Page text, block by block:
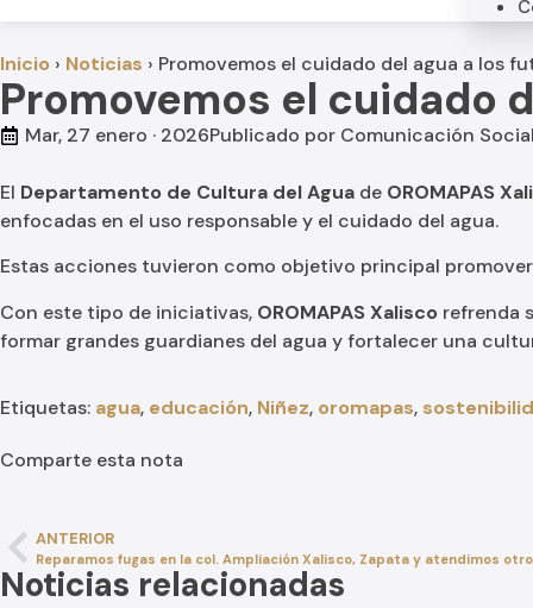
Inicio › Noticias › Promovemos el cuidado del agua a los
Promovemos el cuidado
Mar, 27 enero · 2026Publicado por Comunicación
El Departamento de Cultura del Agua de OROMAPAS
enfocadas en el uso responsable y el cuidado del agua.
Estas acciones tuvieron como objetivo principal
Con este tipo de iniciativas, OROMAPAS Xalisco refrenda
formar grandes guardianes del agua y fortalecer una
Etiquetas: agua, educación, Niñez, oromapas,
Comparte esta nota
ANTERIOR
Reparamos fugas en la col. Ampliación Xalisco, Zapata y atendimos
Noticias relacionadas